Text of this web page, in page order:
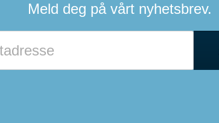
Meld deg på vårt nyhetsbrev.